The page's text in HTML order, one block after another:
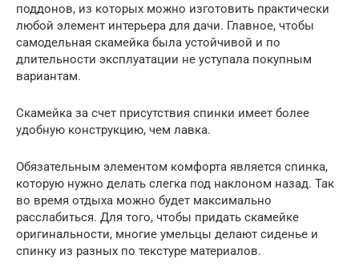
поддонов, из которых можно изготовить практически
любой элемент интерьера для дачи. Главное, чтобы
самодельная скамейка была устойчивой и по
длительности эксплуатации не уступала покупным
вариантам.
Скамейка за счет присутствия спинки имеет более
удобную конструкцию, чем лавка.
Обязательным элементом комфорта является спинка,
которую нужно делать слегка под наклоном назад. Так
во время отдыха можно будет максимально
расслабиться. Для того, чтобы придать скамейке
оригинальности, многие умельцы делают сиденье и
спинку из разных по текстуре материалов.